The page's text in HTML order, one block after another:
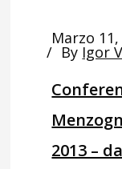
Marzo 11,
By Igor
2013 –